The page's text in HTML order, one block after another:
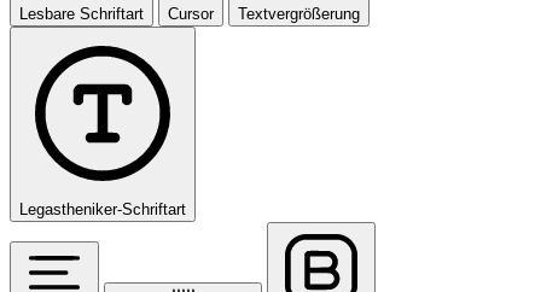
Lesbare Schriftart Cursor Textvergrößerung
Legastheniker-Schriftart